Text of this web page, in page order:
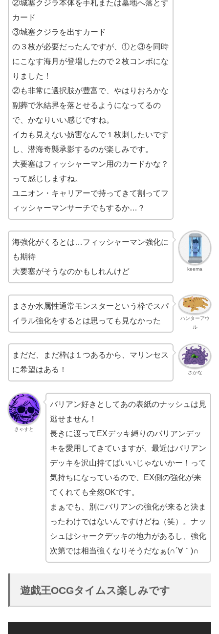
②城塞クジラ本体を手札または墓地へ落とす
カード
③城塞クジラを出すカード
の３枚が必要だったんですが、①と③を同時
にこなす海月が登場したので２枚コンボにな
りました！
②も非常に選択肢が豊富で、やはりおろかな
副葬で氷結界を落とせるようになってるの
で、かなりいい感じですね。
イカも見えない妨害なんで１枚刺したいです
し、潜海奇襲承影するのが楽しみです。
大要塞はフィッシャーマン用のカードかな？
って感じしますね。
ユニオン・キャリアーで持ってきて割ってフ
ィッシャーマンサーチでもするか…？
keema
海強化がくるとは…フィッシャーマン強化に
も期待
大要塞がそうなのかもしれんけど
ハンターアウ
ル
まさか水属性通常モンスターという枠でスパ
イラル強化をするとは思っても見なかった
さかな
まだだ、まだ枠は１つあるから、マリンセス
に希望はある！
きゃすと
バリアン好きとしてあの表紙のナッシュは見
逃せません！
長きに渡ってEXデッキ縛りのバリアンデッ
キを愛用してきていますが、最近はバリアン
デッキを沢山持てばいいじゃないかー！って
気持ちになっているので、EX側の強化が来
てくれても全然OKです。
まぁでも、別にバリアンの強化が来ると決ま
ったわけではないんですけどね（笑）。ナッ
シュはシャークデッキの地力があるし、強化
次第では相当強くなりそうだなぁ(∩´∀｀)∩
遊戯王OCGタイムス楽しみです